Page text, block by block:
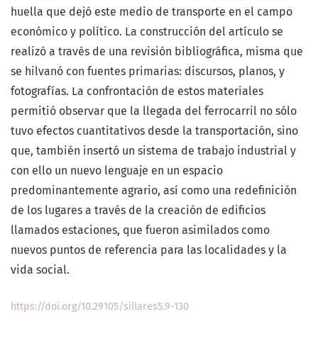
huella que dejó este medio de transporte en el campo
económico y político. La construcción del artículo se
realizó a través de una revisión bibliográfica, misma que
se hilvanó con fuentes primarias: discursos, planos, y
fotografías. La confrontación de estos materiales
permitió observar que la llegada del ferrocarril no sólo
tuvo efectos cuantitativos desde la transportación, sino
que, también insertó un sistema de trabajo industrial y
con ello un nuevo lenguaje en un espacio
predominantemente agrario, así como una redefinición
de los lugares a través de la creación de edificios
llamados estaciones, que fueron asimilados como
nuevos puntos de referencia para las localidades y la
vida social.
https://doi.org/10.29105/sillares5.9-130